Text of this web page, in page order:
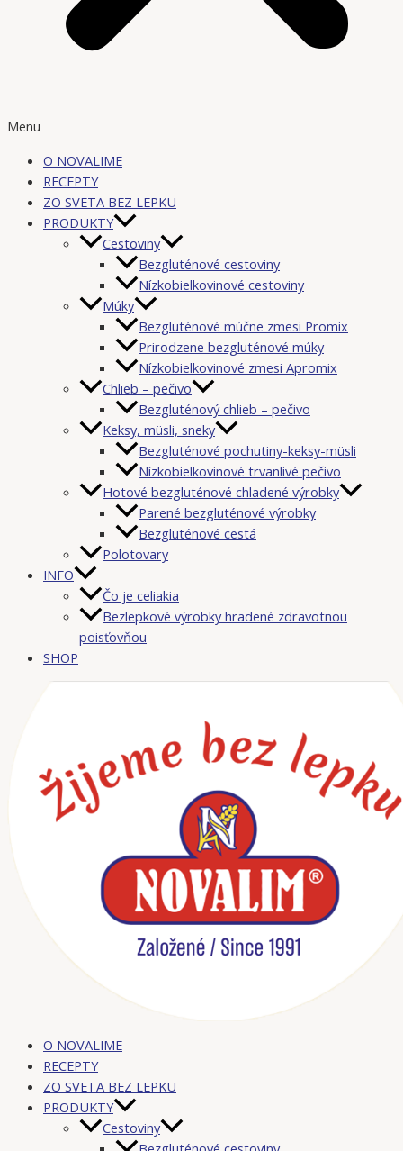
Menu
O NOVALIME
RECEPTY
ZO SVETA BEZ LEPKU
PRODUKTY
Cestoviny
Bezgluténové cestoviny
Nízkobielkovinové cestoviny
Múky
Bezgluténové múčne zmesi Promix
Prirodzene bezgluténové múky
Nízkobielkovinové zmesi Apromix
Chlieb – pečivo
Bezgluténový chlieb – pečivo
Keksy, müsli, sneky
Bezgluténové pochutiny-keksy-müsli
Nízkobielkovinové trvanlivé pečivo
Hotové bezgluténové chladené výrobky
Parené bezgluténové výrobky
Bezgluténové cestá
Polotovary
INFO
Čo je celiakia
Bezlepkové výrobky hradené zdravotnou
poisťovňou
SHOP
O NOVALIME
RECEPTY
ZO SVETA BEZ LEPKU
PRODUKTY
Cestoviny